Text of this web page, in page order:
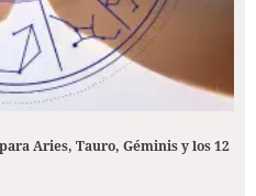
Aries, Tauro, Géminis y los 12